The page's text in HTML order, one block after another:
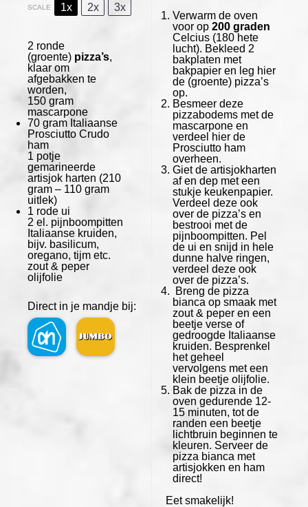
SCALE 1x 2x 3x
2 ronde
(groente) pizza’s,
klaar om
afgebakken te
worden,
150 gram
mascarpone
70 gram Italiaanse
Prosciutto Crudo
ham
1 potje
gemarineerde
artisjok harten (210
gram – 110 gram
uitlek)
1 rode ui
2 el. pijnboompitten
Italiaanse kruiden,
bijv. basilicum,
oregano, tijm etc.
zout & peper
olijfolie
Direct in je mandje bij:
Verwarm de oven
voor op200 graden
Celcius (180 hete
lucht). Bekleed 2
bakplaten met
bakpapier en leg hier
de (groente) pizza’s
op.
Besmeer deze
pizzabodems met de
mascarpone en
verdeel hier de
Prosciutto ham
overheen.
Giet de artisjokharten
af en dep met een
stukje keukenpapier.
Verdeel deze ook
over de pizza’s en
bestrooi met de
pijnboompitten. Pel
de ui en snijd in hele
dunne halve ringen,
verdeel deze ook
over de pizza’s.
Breng de pizza
bianca op smaak met
zout & peper en een
beetje verse of
gedroogde Italiaanse
kruiden. Besprenkel
het geheel
vervolgens met een
klein beetje olijfolie.
Bak de pizza in de
oven gedurende 12-
15 minuten, tot de
randen een beetje
lichtbruin beginnen te
kleuren. Serveer de
pizza bianca met
artisjokken en ham
direct!
Eet smakelijk!